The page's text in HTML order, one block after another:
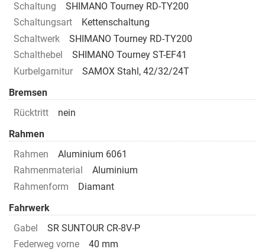
Schaltung
SHIMANO Tourney RD-TY200
Schaltungsart
Kettenschaltung
Schaltwerk
SHIMANO Tourney RD-TY200
Schalthebel
SHIMANO Tourney ST-EF41
Kurbelgarnitur
SAMOX Stahl, 42/32/24T
Bremsen
Rücktritt
nein
Rahmen
Rahmen
Aluminium 6061
Rahmenmaterial
Aluminium
Rahmenform
Diamant
Fahrwerk
Gabel
SR SUNTOUR CR-8V-P
Federweg vorne
40 mm